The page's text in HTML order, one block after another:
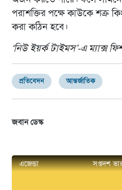
পরাশক্তির পক্ষে কাউকে শত্রু
করা কঠিন হবে।
‘নিউ ইয়র্ক টাইমস’-এ ম্যাক্স
প্রতিবেদন আন্তর্জাতিক
জবান ডেস্ক
এজেন্ডা সপ্তদশ